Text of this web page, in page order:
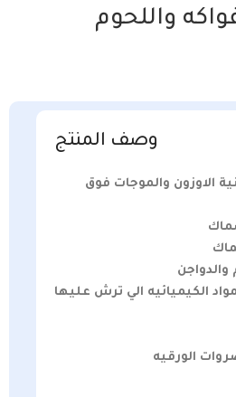
واللحوم
وصف المنتج
الاوزون والموجات فوق
الكيميائيه الي ترش عليها